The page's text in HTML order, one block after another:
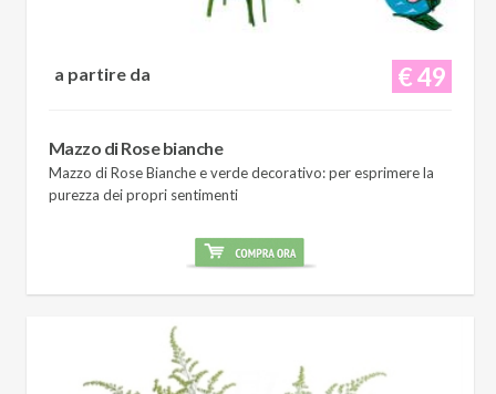
€ 49
a partire da
Mazzo di Rose bianche
Mazzo di Rose Bianche e verde decorativo: per esprimere la
purezza dei propri sentimenti